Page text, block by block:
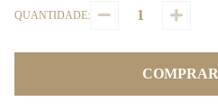
QUANTIDADE:
COMPRAR